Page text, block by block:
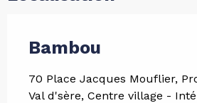
Bambou
70 Place Jacques Mouflier,
Val d'sère, Centre village -